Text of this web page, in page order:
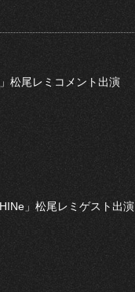
松尾レミコメント出演
」松尾レミゲスト出演